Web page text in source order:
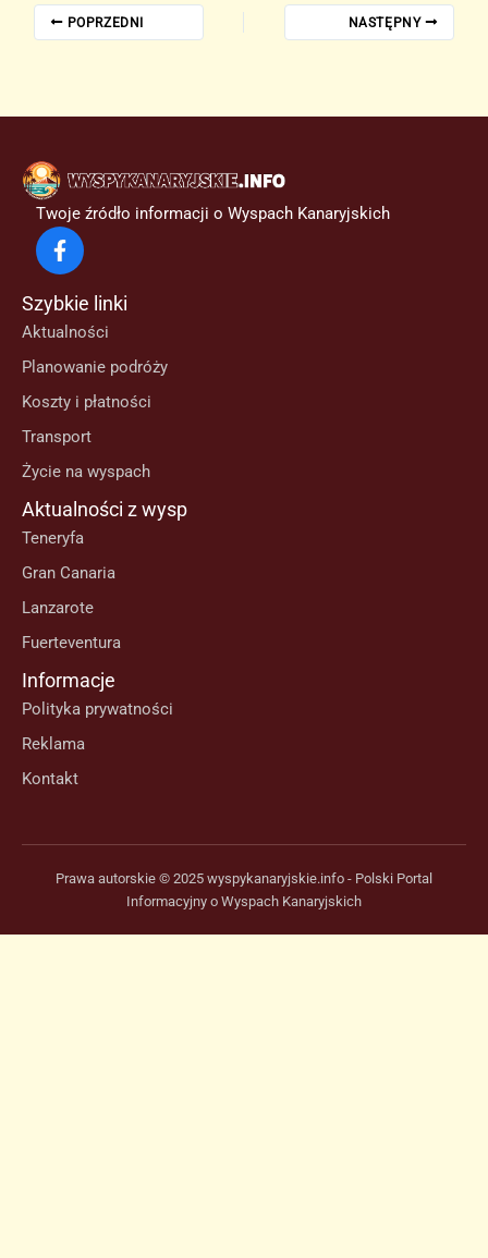
POPRZEDNI NASTĘPNY
Twoje źródło informacji o Wyspach Kanaryjskich
Szybkie linki
Aktualności
Planowanie podróży
Koszty i płatności
Transport
Życie na wyspach
Aktualności z wysp
Teneryfa
Gran Canaria
Lanzarote
Fuerteventura
Informacje
Polityka prywatności
Reklama
Kontakt
Prawa autorskie © 2025 wyspykanaryjskie.info - Polski Portal
Informacyjny o Wyspach Kanaryjskich